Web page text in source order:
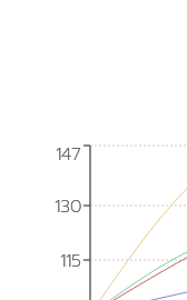
115
130
147
115
130
147